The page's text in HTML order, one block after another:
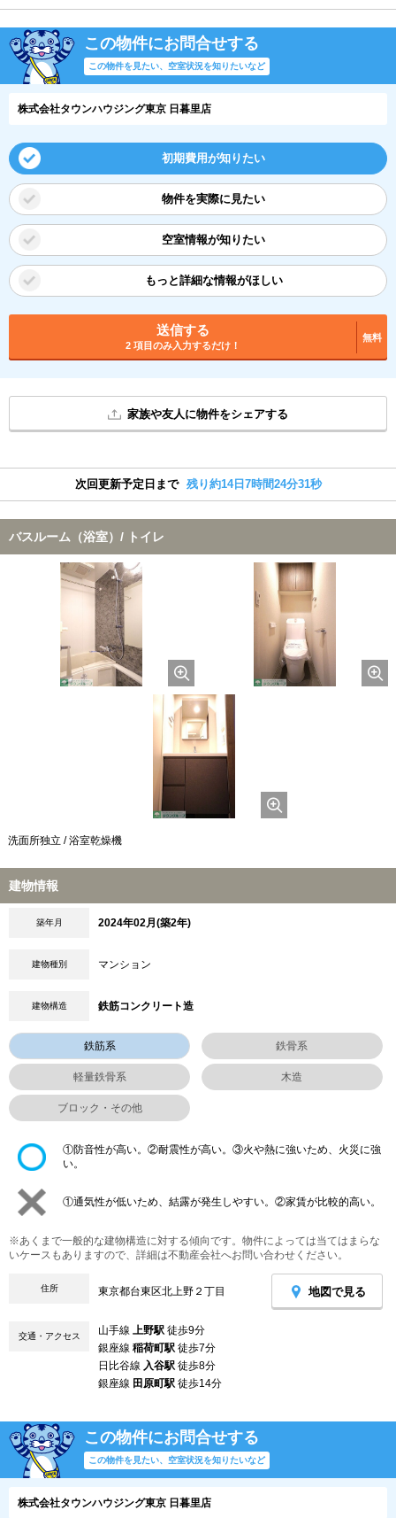
この物件にお問合せする
この物件を見たい、空室状況を知りたいなど
株式会社タウンハウジング東京 日暮里店
初期費用が知りたい
物件を実際に見たい
空室情報が知りたい
もっと詳細な情報がほしい
送信する
2 項目のみ入力するだけ！
無料
家族や友人に物件をシェアする
次回更新予定日まで 残り約14日7時間24分30秒
バスルーム（浴室）/ トイレ
洗面所独立 / 浴室乾燥機
建物情報
築年月 2024年02月(築2年)
建物種別 マンション
建物構造 鉄筋コンクリート造
鉄筋系 鉄骨系
軽量鉄骨系 木造
ブロック・その他
①防音性が高い。②耐震性が高い。③火や熱に強いため、火災に強
い。
①通気性が低いため、結露が発生しやすい。②家賃が比較的高い。
※あくまで一般的な建物構造に対する傾向です。物件によっては当てはまらな
いケースもありますので、詳細は不動産会社へお問い合わせください。
住所 東京都台東区北上野２丁目 地図で見る
交通・アクセス 山手線 上野駅 徒歩9分
銀座線 稲荷町駅 徒歩7分
日比谷線 入谷駅 徒歩8分
銀座線 田原町駅 徒歩14分
この物件にお問合せする
この物件を見たい、空室状況を知りたいなど
株式会社タウンハウジング東京 日暮里店